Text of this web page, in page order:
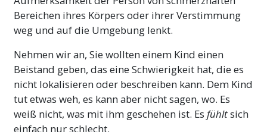
Bereichen ihres Körpers oder ihrer Verstimmung
weg und auf die Umgebung lenkt.
Nehmen wir an, Sie wollten einem Kind einen
Beistand geben, das eine Schwierigkeit hat, die es
nicht lokalisieren oder beschreiben kann. Dem Kind
tut etwas weh, es kann aber nicht sagen, wo. Es
weiß nicht, was mit ihm geschehen ist. Es fühltsich
einfach nur schlecht.